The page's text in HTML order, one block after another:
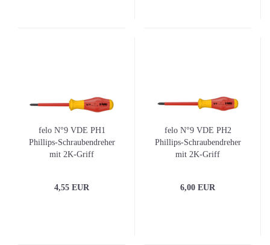
felo N°9 VDE PH1
Phillips-Schraubendreher
mit 2K-Griff
4,55 EUR
felo N°9 VDE PH2
Phillips-Schraubendreher
mit 2K-Griff
6,00 EUR